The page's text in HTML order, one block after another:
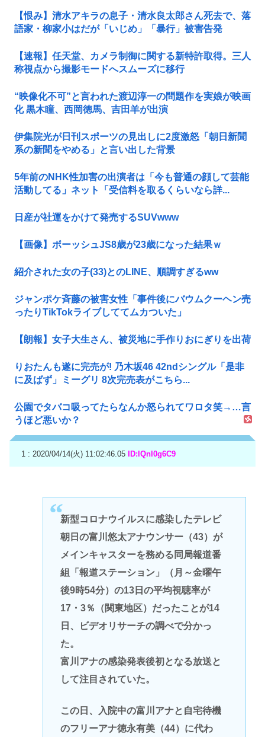
【恨み】清水アキラの息子・清水良太郎さん死去で、落
語家・柳家小はだが「いじめ」「暴行」被害告発
【速報】任天堂、カメラ制御に関する新特許取得。三人
称視点から撮影モードへスムーズに移行
“映像化不可”と言われた渡辺淳一の問題作を実娘が映画
化 黒木瞳、西岡徳馬、吉田羊が出演
伊集院光が日刊スポーツの見出しに2度激怒「朝日新聞
系の新聞をやめる」と言い出した背景
5年前のNHK性加害の出演者は「今も普通の顔して芸能
活動してる」ネット「受信料を取るくらいなら詳...
日産が社運をかけて発売するSUVwww
【画像】ボーッシュJS8歳が23歳になった結果ｗ
紹介された女の子(33)とのLINE、順調すぎるww
ジャンポケ斉藤の被害女性「事件後にバウムクーヘン売
ったりTikTokライブしててムカついた」
【朗報】女子大生さん、被災地に手作りおにぎりを出荷
りおたんも遂に完売が! 乃木坂46 42ndシングル「是非
に及ばず」ミーグリ 8次完売表がこちら...
公園でタバコ吸ってたらなんか怒られてワロタ笑→…言
うほど悪いか？
1 : 2020/04/14(火) 11:02:46.05 ID:lQnl0g6C9
新型コロナウイルスに感染したテレビ
朝日の富川悠太アナウンサー（43）が
メインキャスターを務める同局報道番
組「報道ステーション」（月～金曜午
後9時54分）の13日の平均視聴率が
17・3％（関東地区）だったことが14
日、ビデオリサーチの調べで分かっ
た。
富川アナの感染発表後初となる放送と
して注目されていた。
この日、入院中の富川アナと自宅待機
のフリーアナ徳永有美（44）に代わ